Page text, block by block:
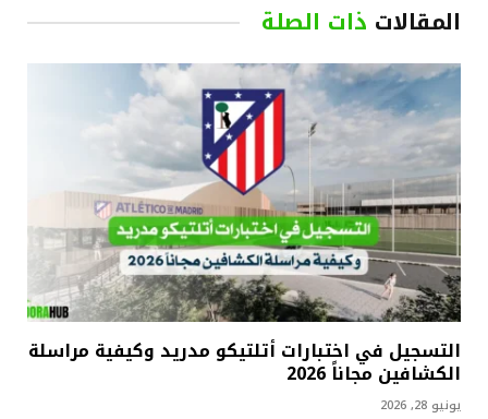
المقالات ذات الصلة
التسجيل في اختبارات أتلتيكو مدريد وكيفية مراسلة
الكشافين مجاناً 2026
يونيو 28, 2026